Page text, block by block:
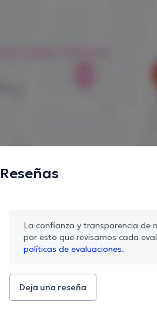
Reseñas
La confianza y transparencia de
por esto que revisamos cada
políticas de evaluaciones.
Deja una reseña